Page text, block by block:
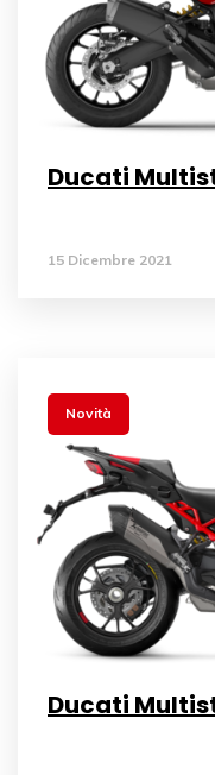
Ducati
15 Dicembre 2021
Novità
Ducati